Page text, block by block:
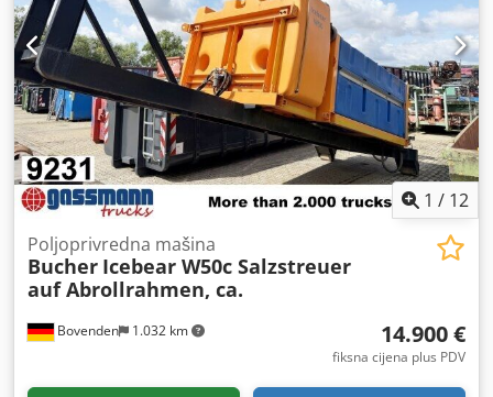
1 / 12
Bovenden 1.032 km
Poljoprivredna mašina
Bucher Icebear W50c Salzstreuer
auf Abrollrahmen, ca.
14.900 €
fiksna cijena plus PDV